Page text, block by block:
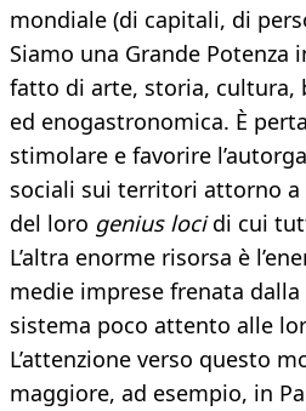
mondiale (di capitali, di
Siamo una Grande Potenza
fatto di arte, storia, cultura,
ed enogastronomica. È
stimolare e favorire
sociali sui territori attorno
del loro genius locidi cui
L’altra enorme risorsa è
medie imprese frenata dalla
sistema poco attento alle
L’attenzione verso questo
maggiore, ad esempio, in